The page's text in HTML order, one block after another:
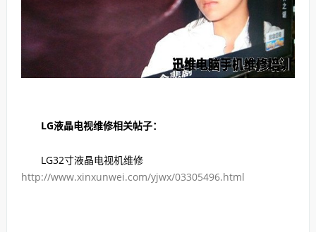
LG液晶电视维修相关帖子：
LG32寸液晶电视机维修
http://www.xinxunwei.com/yjwx/03305496.html